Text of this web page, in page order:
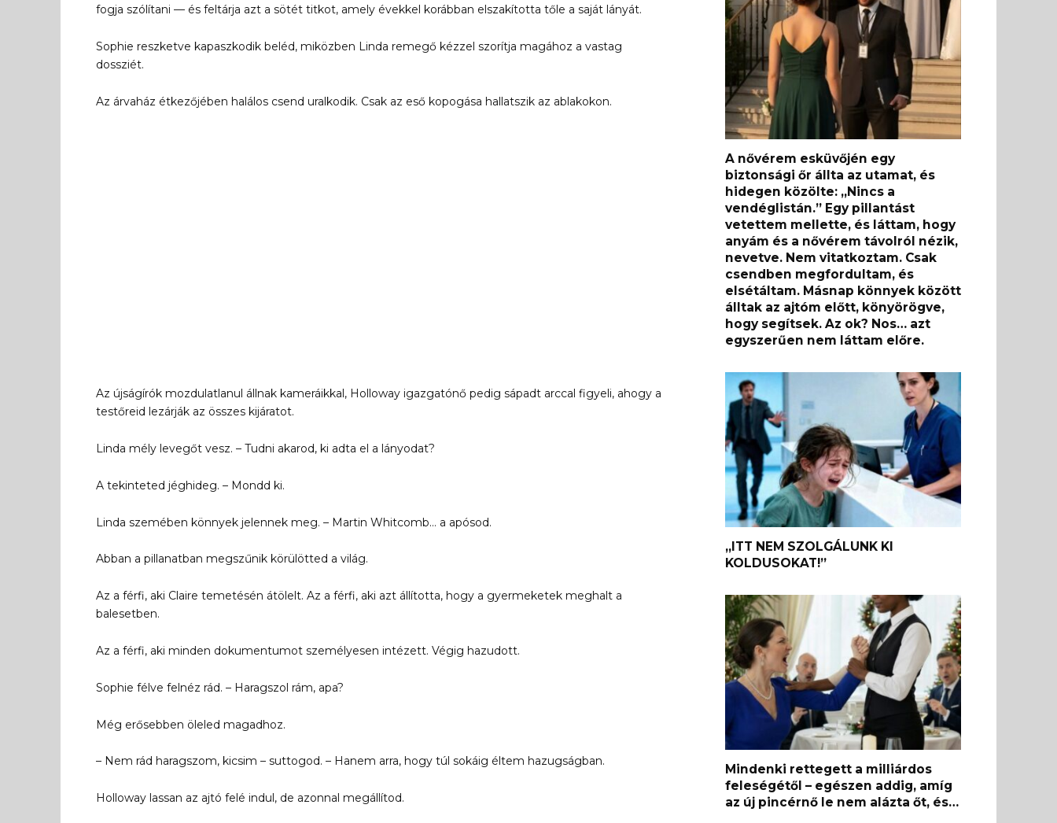
fogja szólítani — és feltárja azt a sötét titkot, amely évekkel korábban elszakította tőle a saját lányát.
Sophie reszketve kapaszkodik beléd, miközben Linda remegő kézzel szorítja magához a vastag
dossziét.
Az árvaház étkezőjében halálos csend uralkodik. Csak az eső kopogása hallatszik az ablakokon.
Az újságírók mozdulatlanul állnak kameráikkal, Holloway igazgatónő pedig sápadt arccal figyeli, ahogy a
testőreid lezárják az összes kijáratot.
Linda mély levegőt vesz. – Tudni akarod, ki adta el a lányodat?
A tekinteted jéghideg. – Mondd ki.
Linda szemében könnyek jelennek meg. – Martin Whitcomb… a apósod.
Abban a pillanatban megszűnik körülötted a világ.
Az a férfi, aki Claire temetésén átölelt. Az a férfi, aki azt állította, hogy a gyermeketek meghalt a
balesetben.
Az a férfi, aki minden dokumentumot személyesen intézett. Végig hazudott.
Sophie félve felnéz rád. – Haragszol rám, apa?
Még erősebben öleled magadhoz.
– Nem rád haragszom, kicsim – suttogod. – Hanem arra, hogy túl sokáig éltem hazugságban.
Holloway lassan az ajtó felé indul, de azonnal megállítod.
A nővérem esküvőjén egy
biztonsági őr állta az utamat, és
hidegen közölte: „Nincs a
vendéglistán.” Egy pillantást
vetettem mellette, és láttam, hogy
anyám és a nővérem távolról nézik,
nevetve. Nem vitatkoztam. Csak
csendben megfordultam, és
elsétáltam. Másnap könnyek között
álltak az ajtóm előtt, könyörögve,
hogy segítsek. Az ok? Nos… azt
egyszerűen nem láttam előre.
„ITT NEM SZOLGÁLUNK KI
KOLDUSOKAT!”
Mindenki rettegett a milliárdos
feleségétől – egészen addig, amíg
az új pincérnő le nem alázta őt, és…